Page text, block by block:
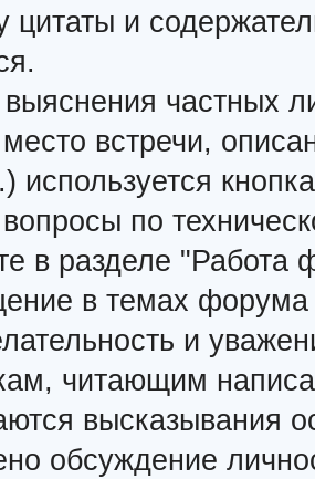
цитаты и
частных
встречи,
используется
по
в разделе "Работа
в темах форума
и
читающим
высказывания
обсуждение